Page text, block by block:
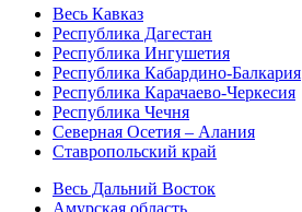
Весь Кавказ
Республика Дагестан
Республика Ингушетия
Республика Кабардино-Балкария
Республика Карачаево-Черкесия
Республика Чечня
Северная Осетия – Алания
Ставропольский край
Весь Дальний Восток
Амурская область